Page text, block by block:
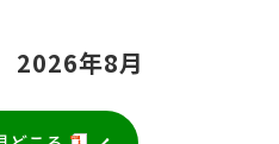
2026年8月